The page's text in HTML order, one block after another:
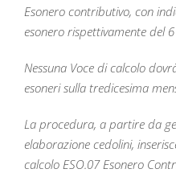
Esonero contributivo, con
esonero rispettivamente del
Nessuna Voce di calcolo
esoneri sulla tredicesima
La procedura, a partire da
elaborazione cedolini,
calcolo ESO.07 Esonero